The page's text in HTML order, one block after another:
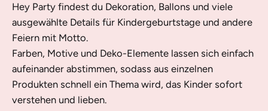
Hey Party findest du Dekoration, Ballons und viele
ausgewählte Details für Kindergeburtstage und andere
Feiern mit Motto.
Farben, Motive und Deko-Elemente lassen sich einfach
aufeinander abstimmen, sodass aus einzelnen
Produkten schnell ein Thema wird, das Kinder sofort
verstehen und lieben.